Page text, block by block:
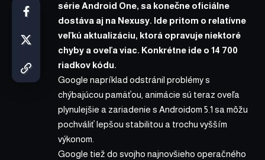
série Android One, sa konečne oficiálne
dostáva aj na Nexusy. Ide pritom o relatívne
veľkú aktualizáciu, ktorá opravuje niektoré
chyby a oveľa viac. Konkrétne ide o 14 700
riadkov kódu.
Google napríklad odstránil problémy s
chýbajúcou pamäťou, animácie sú teraz oveľa
plynulejšie a zariadenie s Androidom 5.1 sa môžu
pochváliť lepšou stabilitou a trochu vyšším
výkonom.
Google tiež do svojho najnovšieho operačného